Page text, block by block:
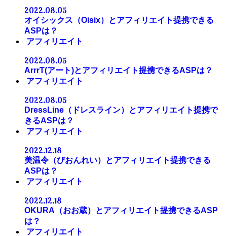
2022.08.05
オイシックス（Oisix）とアフィリエイト提携できる
ASPは？
アフィリエイト
2022.08.05
ArrrT(アート)とアフィリエイト提携できるASPは？
アフィリエイト
2022.08.05
DressLine（ドレスライン）とアフィリエイト提携で
きるASPは？
アフィリエイト
2022.12.18
美温令（びおんれい）とアフィリエイト提携できる
ASPは？
アフィリエイト
2022.12.18
OKURA（おお蔵）とアフィリエイト提携できるASP
は？
アフィリエイト